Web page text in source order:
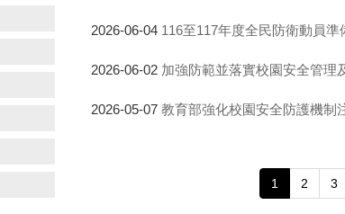
2026-06-04 116至117年度全民防衛動員
2026-06-02 加強防範並落實校園安全管理
2026-05-07 教育部強化校園安全防護機制
1 2 3